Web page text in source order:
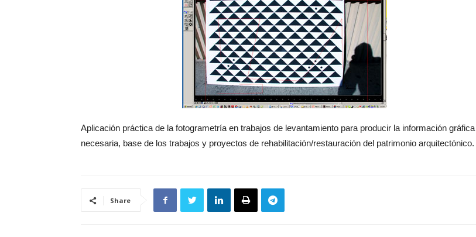
Aplicación práctica de la fotogrametría en trabajos de levantamiento para producir la información gráfica
necesaria, base de los trabajos y proyectos de rehabilitación/restauración del patrimonio arquitectónico.
Share